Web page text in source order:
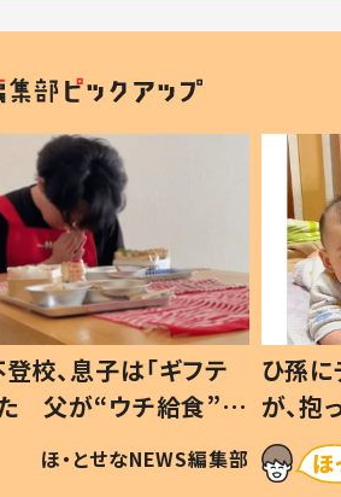
校、息子は「ギフテ
た 父が“ウチ給食”を
理由とは #令和の親
ほ・とせなNEWS編集部
ひ孫
が、
「涙が
い」